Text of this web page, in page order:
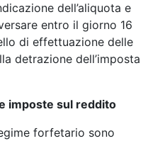
dell’aliquota e
entro il giorno 16
di effettuazione delle
detrazione dell’imposta
imposte sul reddito
forfetario sono